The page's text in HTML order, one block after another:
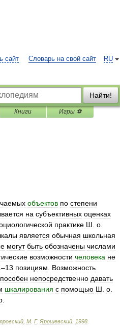
RU
сайт Словарь на свой сайт
Найти!
Книги Игры ⚽
объектов по степени
на субъективных оценках
практике Ш о
является обычная школьная
могут быть обозначены числами
возможности человека не
–13 позициям
Возможность
непосредственно давать
шкалирования с помощью Ш о
М Г. Ярошевский 1998